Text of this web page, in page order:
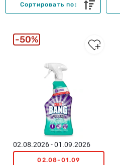
Сортировать по:
02.08.2026 - 01.09.2026
02.08-01.09
50%